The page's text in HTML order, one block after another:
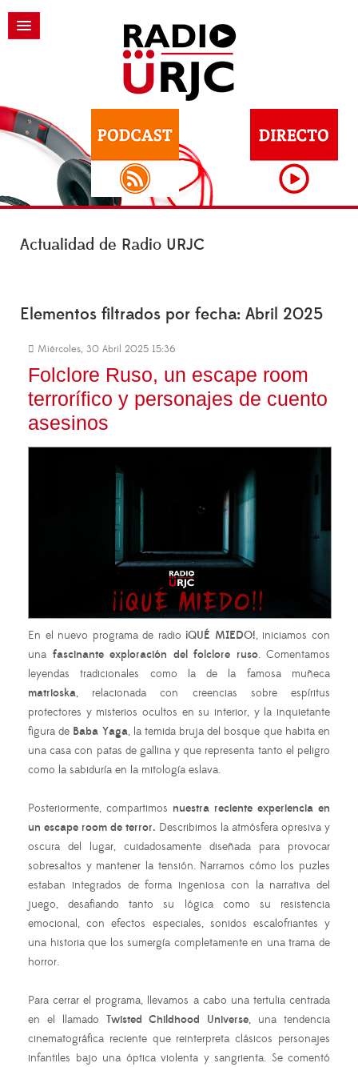
Actualidad de Radio URJC
Elementos filtrados por fecha: Abril 2025
Miércoles, 30 Abril 2025 15:36
Folclore Ruso, un escape room
terrorífico y personajes de cuento
asesinos
En el nuevo programa de radio¡QUÉ MIEDO!, iniciamos con
una fascinante exploración del folclore ruso. Comentamos
leyendas tradicionales como la de la famosa muñeca
matrioska, relacionada con creencias sobre espíritus
protectores y misterios ocultos en su interior, y la inquietante
figura de Baba Yaga, la temida bruja del bosque que habita en
una casa con patas de gallina y que representa tanto el peligro
como la sabiduría en la mitología eslava.
Posteriormente, compartimos nuestra reciente experiencia en
un escape room de terror. Describimos la atmósfera opresiva y
oscura del lugar, cuidadosamente diseñada para provocar
sobresaltos y mantener la tensión. Narramos cómo los puzles
estaban integrados de forma ingeniosa con la narrativa del
juego, desafiando tanto su lógica como su resistencia
emocional, con efectos especiales, sonidos escalofriantes y
una historia que los sumergía completamente en una trama de
horror.
Para cerrar el programa, llevamos a cabo una tertulia centrada
en el llamado Twisted Childhood Universe, una tendencia
cinematográfica reciente que reinterpreta clásicos personajes
infantiles bajo una óptica violenta y sangrienta. Se comentó